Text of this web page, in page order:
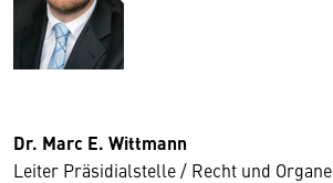
Dr. Marc E. Wittmann
Leiter Präsidialstelle / Recht und Organe